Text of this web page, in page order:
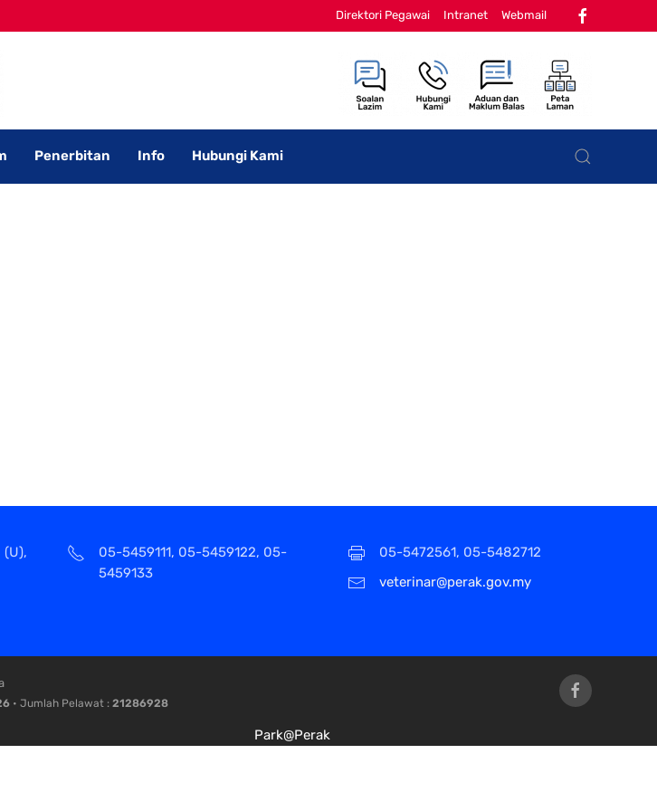
Direktori Pegawai Intranet Webmail
Penerbitan Info Hubungi Kami
(U),
05-5459111, 05-5459122, 05-
5459133
05-5472561, 05-5482712
veterinar@perak.gov.my
• Jumlah Pelawat : 21286928
Park@Perak